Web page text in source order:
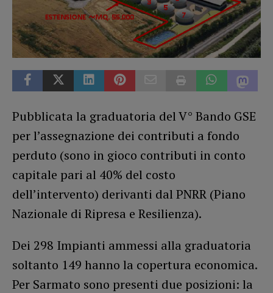
Pubblicata la graduatoria del V° Bando GSE
per l’assegnazione dei contributi a fondo
perduto (sono in gioco contributi in conto
capitale pari al 40% del costo
dell’intervento) derivanti dal PNRR (Piano
Nazionale di Ripresa e Resilienza).
Dei 298 Impianti ammessi alla graduatoria
soltanto 149 hanno la copertura economica.
Per Sarmato sono presenti due posizioni: la